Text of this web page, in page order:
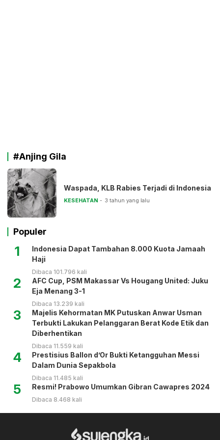
#Anjing Gila
Waspada, KLB Rabies Terjadi di Indonesia
KESEHATAN 3 tahun yang lalu
Populer
1
Indonesia Dapat Tambahan 8.000 Kuota Jamaah
Haji
Dibaca 101.796 kali
2
AFC Cup, PSM Makassar Vs Hougang United: Juku
Eja Menang 3-1
Dibaca 13.239 kali
3
Majelis Kehormatan MK Putuskan Anwar Usman
Terbukti Lakukan Pelanggaran Berat Kode Etik dan
Diberhentikan
Dibaca 11.559 kali
4
Prestisius Ballon d’Or Bukti Ketangguhan Messi
Dalam Dunia Sepakbola
Dibaca 11.485 kali
5 Resmi! Prabowo Umumkan Gibran Cawapres 2024
Dibaca 8.468 kali